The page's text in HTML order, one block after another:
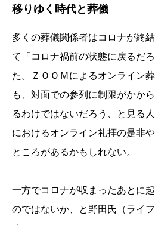
移りゆく時代と葬儀
多くの葬儀関係者はコロナが終
て「コロナ禍前の状態に戻るだ
た。ＺＯＯＭによるオンライン
も、対面での参列に制限がかか
るわけではないだろう、と見る
におけるオンライン礼拝の是非
ところがあるかもしれない。
一方でコロナが収まったあとに
のではないか、と野田氏（ライ